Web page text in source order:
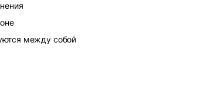
между собой